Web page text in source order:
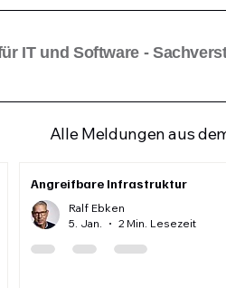
IT und Software -
Alle Meldungen aus
Angreifbare Infrastruktur
Ralf Ebken
5. Jan.
2 Min. Lesezeit